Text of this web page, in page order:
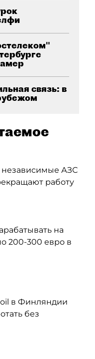
связь: в
независимые АЗС
работу
на
200-300 евро в
в Финляндии
без